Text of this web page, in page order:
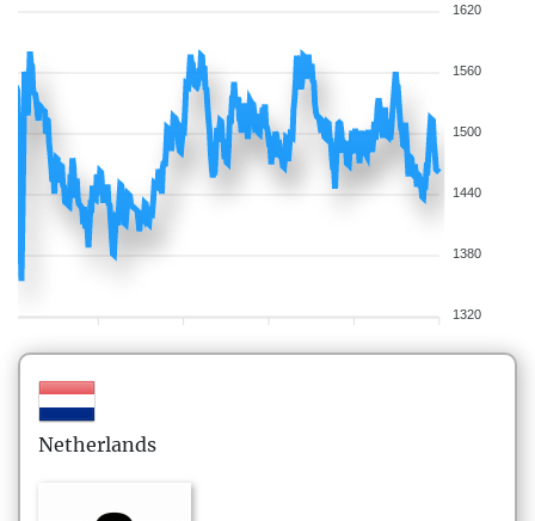
1620
1560
1500
1440
1380
1320
Netherlands